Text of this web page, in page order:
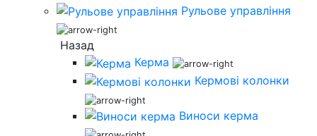
Рульове управління
Назад
Керма
Кермові колонки
Виноси керма